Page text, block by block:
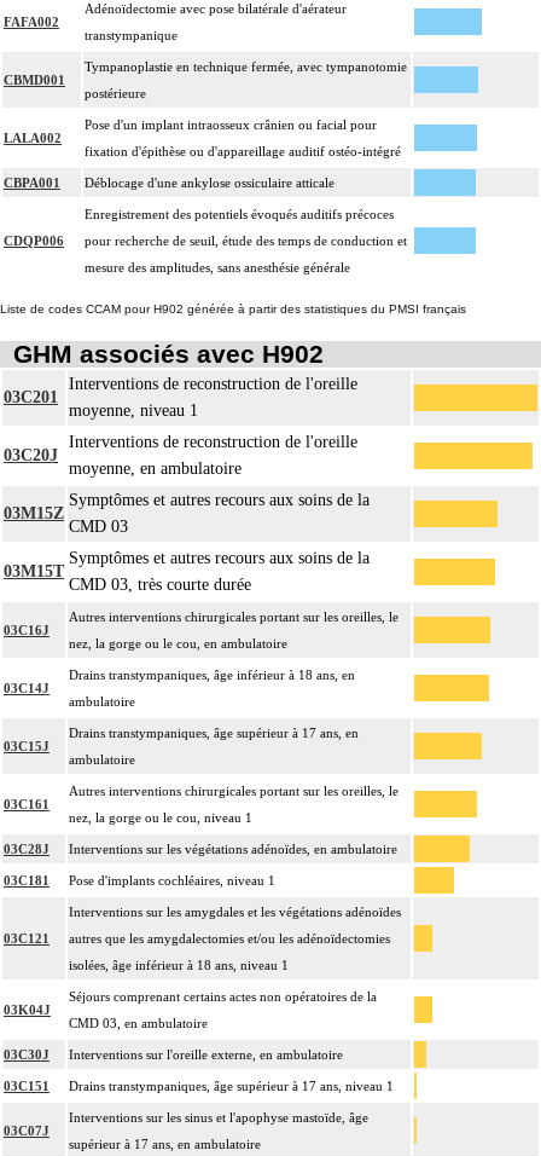
FAFA002
Adénoïdectomie avec pose bilatérale d'aérateur
transtympanique
CBMD001
Tympanoplastie en technique fermée, avec tympanotomie
postérieure
LALA002
Pose d'un implant intraosseux crânien ou facial pour
fixation d'épithèse ou d'appareillage auditif ostéo-intégré
CBPA001 Déblocage d'une ankylose ossiculaire atticale
CDQP006
Enregistrement des potentiels évoqués auditifs précoces
pour recherche de seuil, étude des temps de conduction et
mesure des amplitudes, sans anesthésie générale
Liste de codes CCAM pour H902 générée à partir des statistiques du PMSI français
GHM associés avec H902
03C201
Interventions de reconstruction de l'oreille
moyenne, niveau 1
03C20J
Interventions de reconstruction de l'oreille
moyenne, en ambulatoire
03M15Z
Symptômes et autres recours aux soins de la
CMD 03
03M15T
Symptômes et autres recours aux soins de la
CMD 03, très courte durée
03C16J
Autres interventions chirurgicales portant sur les oreilles, le
nez, la gorge ou le cou, en ambulatoire
03C14J
Drains transtympaniques, âge inférieur à 18 ans, en
ambulatoire
03C15J
Drains transtympaniques, âge supérieur à 17 ans, en
ambulatoire
03C161
Autres interventions chirurgicales portant sur les oreilles, le
nez, la gorge ou le cou, niveau 1
03C28J Interventions sur les végétations adénoïdes, en ambulatoire
03C181 Pose d'implants cochléaires, niveau 1
03C121
Interventions sur les amygdales et les végétations adénoïdes
autres que les amygdalectomies et/ou les adénoïdectomies
isolées, âge inférieur à 18 ans, niveau 1
03K04J
Séjours comprenant certains actes non opératoires de la
CMD 03, en ambulatoire
03C30J Interventions sur l'oreille externe, en ambulatoire
03C151 Drains transtympaniques, âge supérieur à 17 ans, niveau 1
03C07J
Interventions sur les sinus et l'apophyse mastoïde, âge
supérieur à 17 ans, en ambulatoire